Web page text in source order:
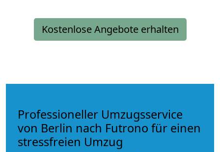
Kostenlose Angebote erhalten
Professioneller Umzugsservice
von Berlin nach Futrono für einen
stressfreien Umzug